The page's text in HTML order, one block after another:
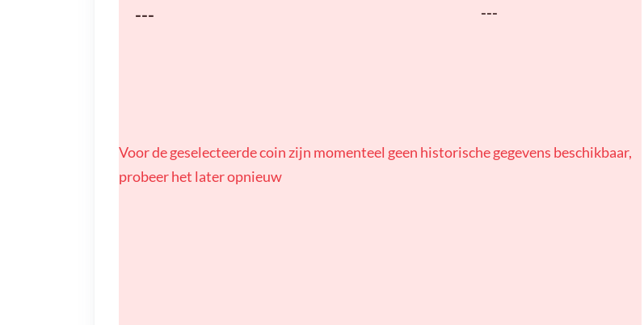
--- ---
Voor de geselecteerde coin zijn momenteel geen historische gegevens beschikbaar,
probeer het later opnieuw